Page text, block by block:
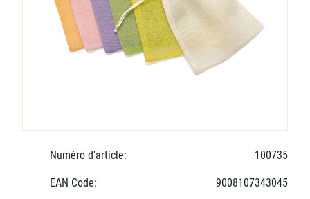
Numéro d'article: 100735
EAN Code: 9008107343045